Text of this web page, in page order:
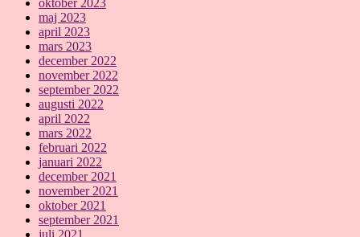
oktober 2023
maj 2023
april 2023
mars 2023
december 2022
november 2022
september 2022
augusti 2022
april 2022
mars 2022
februari 2022
januari 2022
december 2021
november 2021
oktober 2021
september 2021